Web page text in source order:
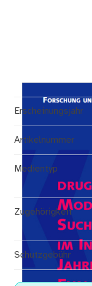
Erscheinungsjahr
Artikelnummer
Medientyp
Zugehörigkeit
Schutzgebühr